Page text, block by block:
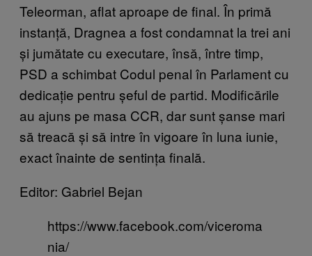
Teleorman, aflat aproape de final. În primă
instanță, Dragnea a fost condamnat la trei ani
și jumătate cu executare, însă, între timp,
PSD a schimbat Codul penal în Parlament cu
dedicație pentru șeful de partid. Modificările
au ajuns pe masa CCR, dar sunt șanse mari
să treacă și să intre în vigoare în luna iunie,
exact înainte de sentința finală.
Editor: Gabriel Bejan
https://www.facebook.com/viceroma
nia/